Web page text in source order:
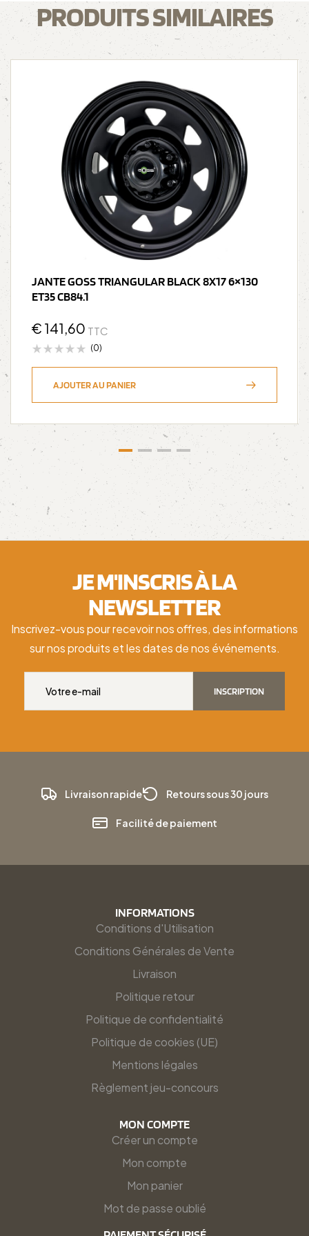
PRODUITS SIMILAIRES
JANTE GOSS TRIANGULAR BLACK 8X17 6×130
ET35 CB84.1
€ 141,60 TTC
(0)
AJOUTER AU PANIER
JE M'INSCRIS À LA
NEWSLETTER
Inscrivez-vous pour recevoir nos offres, des informations
sur nos produits et les dates de nos événements.
INSCRIPTION
Livraison rapide Retours sous 30 jours
Facilité de paiement
INFORMATIONS
Conditions d'Utilisation
Conditions Générales de Vente
Livraison
Politique retour
Politique de confidentialité
Politique de cookies (UE)
Mentions légales
Règlement jeu-concours
MON COMPTE
Créer un compte
Mon compte
Mon panier
Mot de passe oublié